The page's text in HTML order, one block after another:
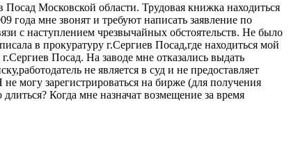
Московской области. Трудовая книжка находиться
года мне звонят и требуют написать заявление по
с наступлением чрезвычайных обстоятельств. Не было
в прокуратуру г.Сергиев Посад,где находиться мой
Посад. На заводе мне отказались выдать
не является в суд и не предоставляет
могу зарегистрироваться на бирже (для получения
Когда мне назначат возмещение за время